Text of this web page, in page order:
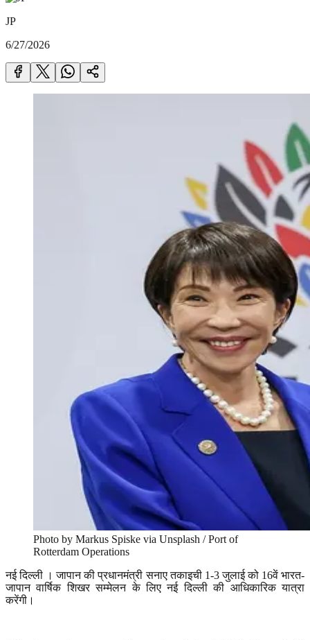
JP
6/27/2026
Photo by Markus Spiske via Unsplash / Port of
Rotterdam Operations
नई दिल्ली । जापान की प्रधानमंत्री सनाए तकाइची 1-3जुलाई को 16वें भारत-
जापान वार्षिक शिखर सम्मेलन के लिए नई दिल्ली की आधिकारिक यात्रा
करेंगी।